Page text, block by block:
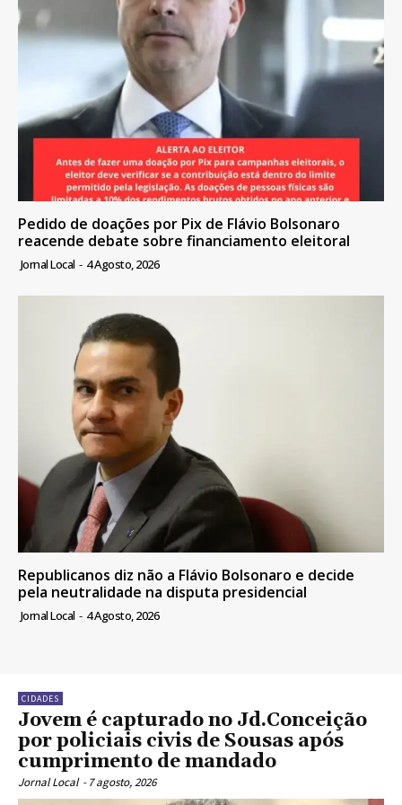
Pedido de doações por Pix de Flávio Bolsonaro
reacende debate sobre financiamento eleitoral
Jornal Local - 4 Agosto, 2026
Republicanos diz não a Flávio Bolsonaro e decide
pela neutralidade na disputa presidencial
Jornal Local - 4 Agosto, 2026
CIDADES
Jovem é capturado no Jd.Conceição
por policiais civis de Sousas após
cumprimento de mandado
Jornal Local - 7 agosto, 2026